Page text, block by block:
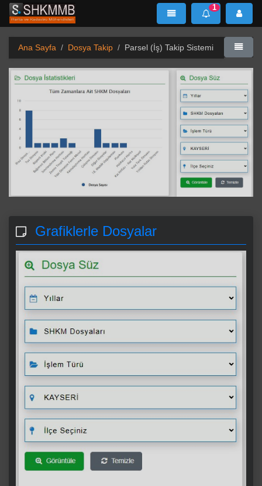
SHKMMB MenÜ Mesaj
1
Ana Sayfa Dosya Takip Parsel (İş) Takip Sistemi
Grafiklerle Dosyalar